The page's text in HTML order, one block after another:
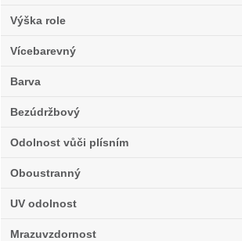
Výška role
Vícebarevný
Barva
Bezúdržbový
Odolnost vůči plísním
Oboustranný
UV odolnost
Mrazuvzdornost